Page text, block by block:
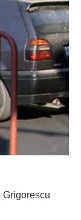
Grigorescu